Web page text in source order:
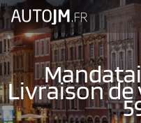
Livraison